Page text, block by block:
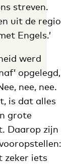
streven.
uit de regio
Engels.’
werd
opgelegd,
nee, nee.
is dat alles
grote
Daarop zijn
zeker iets